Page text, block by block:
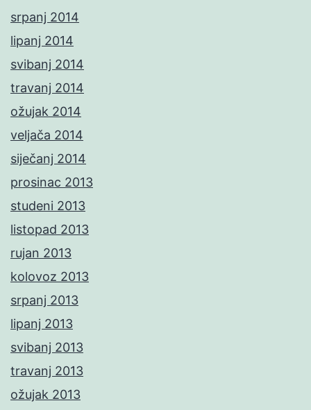
srpanj 2014
lipanj 2014
svibanj 2014
travanj 2014
ožujak 2014
veljača 2014
siječanj 2014
prosinac 2013
studeni 2013
listopad 2013
rujan 2013
kolovoz 2013
srpanj 2013
lipanj 2013
svibanj 2013
travanj 2013
ožujak 2013